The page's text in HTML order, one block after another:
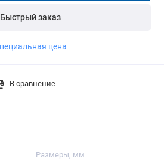
Быстрый заказ
цена
В сравнение
Размеры, мм